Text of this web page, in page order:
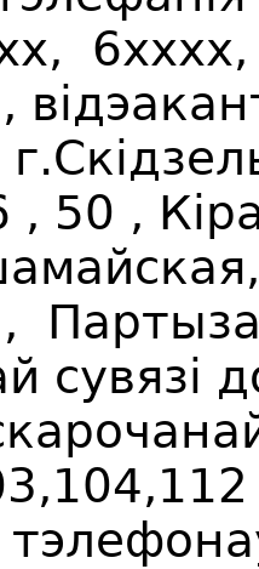
6хххх,
Скідз
, 50 , К
Парты
сувязі